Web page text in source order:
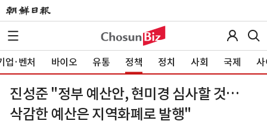
업·벤처 바이오 유통 정책 정치 사회 국제 사
진성준 "정부 예산안, 현미경 심사할 것…
삭감한 예산은 지역화폐로 발행"